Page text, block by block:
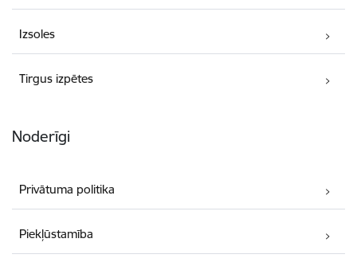
Izsoles
Tirgus izpētes
Noderīgi
Privātuma politika
Piekļūstamība